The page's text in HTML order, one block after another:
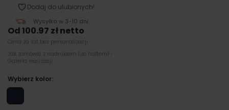
Dodaj do ulubionych!
Wysyłka w 3-10 dni
Od 100.97 zł netto
Cena za szt bez personalizacji
Jak zamówić z nadrukiem lub haftem? ›
Galeria realizacji ›
Wybierz kolor: